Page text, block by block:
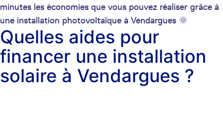
minutes les économies que vous pouvez réaliser grâce à
une installation photovoltaïque à Vendargues 🌞
Quelles aides pour
financer une installation
solaire à Vendargues ?